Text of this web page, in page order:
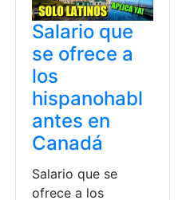
Salario que
se ofrece a
los
hispanohabl
antes en
Canadá
Salario que se
ofrece a los